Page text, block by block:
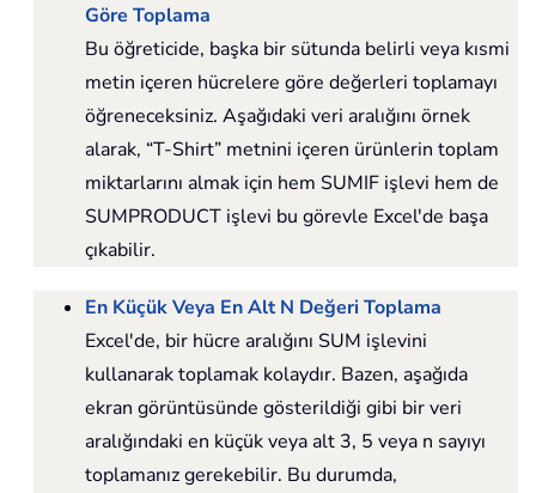
Göre Toplama
Bu öğreticide, başka bir sütunda belirli veya kısmi
metin içeren hücrelere göre değerleri toplamayı
öğreneceksiniz. Aşağıdaki veri aralığını örnek
alarak, “T-Shirt” metnini içeren ürünlerin toplam
miktarlarını almak için hem SUMIF işlevi hem de
SUMPRODUCT işlevi bu görevle Excel'de başa
çıkabilir.
En Küçük Veya En Alt N Değeri Toplama
Excel'de, bir hücre aralığını SUM işlevini
kullanarak toplamak kolaydır. Bazen, aşağıda
ekran görüntüsünde gösterildiği gibi bir veri
aralığındaki en küçük veya alt 3, 5 veya n sayıyı
toplamanız gerekebilir. Bu durumda,